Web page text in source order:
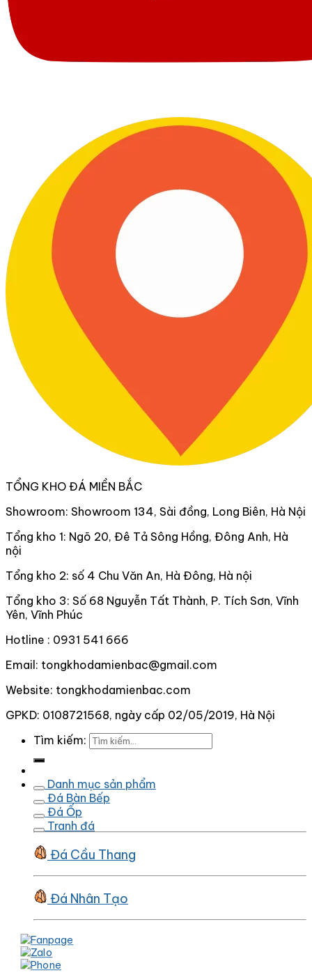
TỔNG KHO ĐÁ MIỀN BẮC
Showroom: Showroom 134, Sài đồng, Long Biên, Hà Nội
Tổng kho 1: Ngõ 20, Đê Tả Sông Hồng, Đông Anh, Hà
nội
Tổng kho 2: số 4 Chu Văn An, Hà Đông, Hà nội
Tổng kho 3: Số 68 Nguyễn Tất Thành, P. Tích Sơn, Vĩnh
Yên, Vĩnh Phúc
Hotline : 0931 541 666
Email: tongkhodamienbac@gmail.com
Website: tongkhodamienbac.com
GPKD: 0108721568, ngày cấp 02/05/2019, Hà Nội
Tìm kiếm:
Danh mục sản phẩm
Đá Bàn Bếp
Đá Ốp
Tranh đá
Đá Cầu Thang
Đá Nhân Tạo